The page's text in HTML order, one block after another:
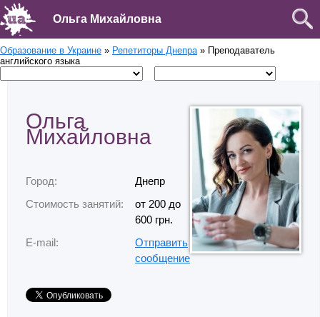
Ольга Михайловна
Образование в Украине » Репетиторы Днепра» Преподаватель
английского языка
Ольга
Михайловна
Город:
Днепр
Стоимость занятий:
от 200 до
600 грн.
E-mail:
Отправить
сообщение